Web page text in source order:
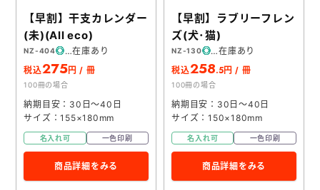
【早割】干支カレンダー
(未)(All eco)
NZ-404
在庫あり
税込275円 / 冊
100冊の場合
納期目安：30日～40日
サイズ：155×180mm
名入れ可 一色印刷
商品詳細をみる
【早割】ラブリーフレン
ズ(犬･猫)
NZ-130
在庫あり
税込258.5円 / 冊
100冊の場合
納期目安：30日～40日
サイズ：150×180mm
名入れ可 一色印刷
商品詳細をみる